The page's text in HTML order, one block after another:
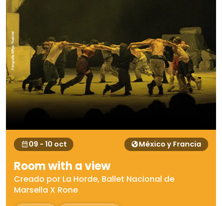
09 - 10 oct México y Francia
Room with a view
Creado por La Horde, Ballet Nacional de
Marsella X Rone